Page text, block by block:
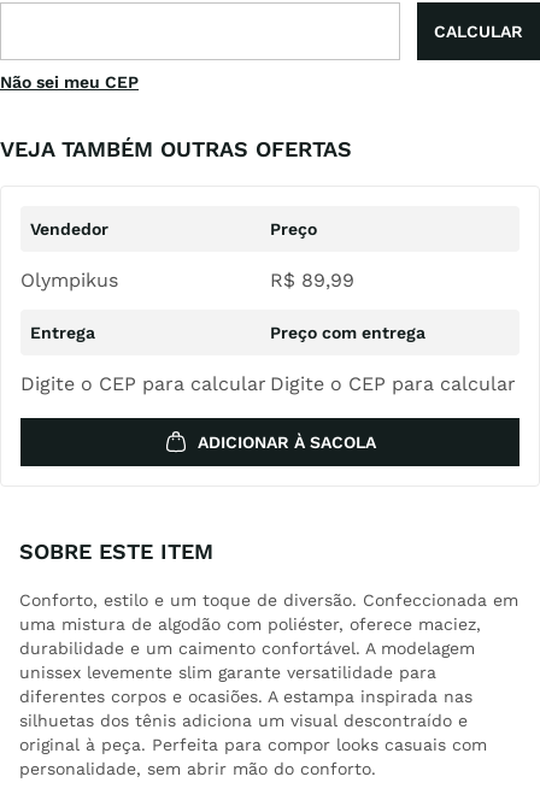
Não sei meu CEP
VEJA TAMBÉM OUTRAS OFERTAS
Olympikus R$ 89,99
Digite o CEP para calcular Digite o CEP para calcular
ADICIONAR À SACOLA
SOBRE ESTE ITEM
Conforto, estilo e um toque de diversão. Confeccionada em
uma mistura de algodão com poliéster, oferece maciez,
durabilidade e um caimento confortável. A modelagem
unissex levemente slim garante versatilidade para
diferentes corpos e ocasiões. A estampa inspirada nas
silhuetas dos tênis adiciona um visual descontraído e
original à peça. Perfeita para compor looks casuais com
personalidade, sem abrir mão do conforto.